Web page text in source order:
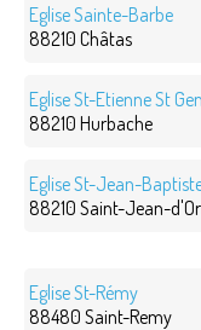
Eglise Sainte-Barbe
88210 Châtas
Eglise St-Etienne St
88210 Hurbache
Eglise St-Jean-
88210 Saint-Jean-
Eglise St-Rémy
88480 Saint-Remy